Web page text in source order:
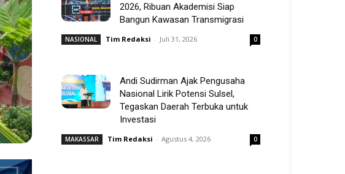
2026, Ribuan Akademisi Siap
Bangun Kawasan Transmigrasi
NASIONAL Tim Redaksi - Juli 31, 2026 0
Andi Sudirman Ajak Pengusaha
Nasional Lirik Potensi Sulsel,
Tegaskan Daerah Terbuka untuk
Investasi
MAKASSAR Tim Redaksi - Agustus 4, 2026 0